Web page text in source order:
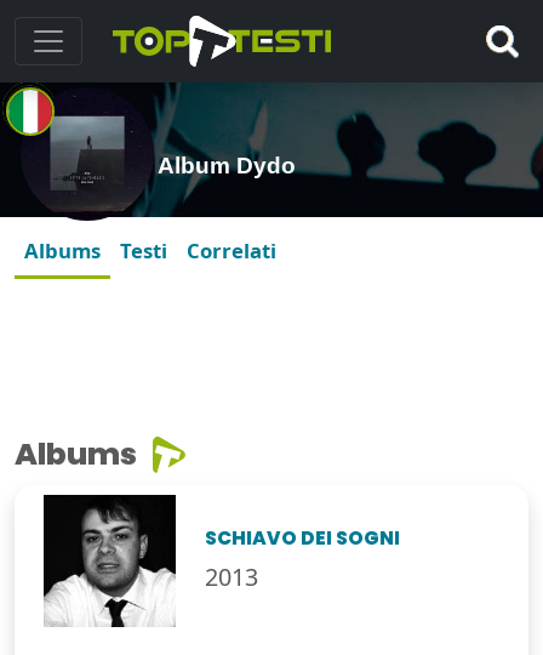
Album Dydo
Albums Testi Correlati
Albums
SCHIAVO DEI SOGNI
2013